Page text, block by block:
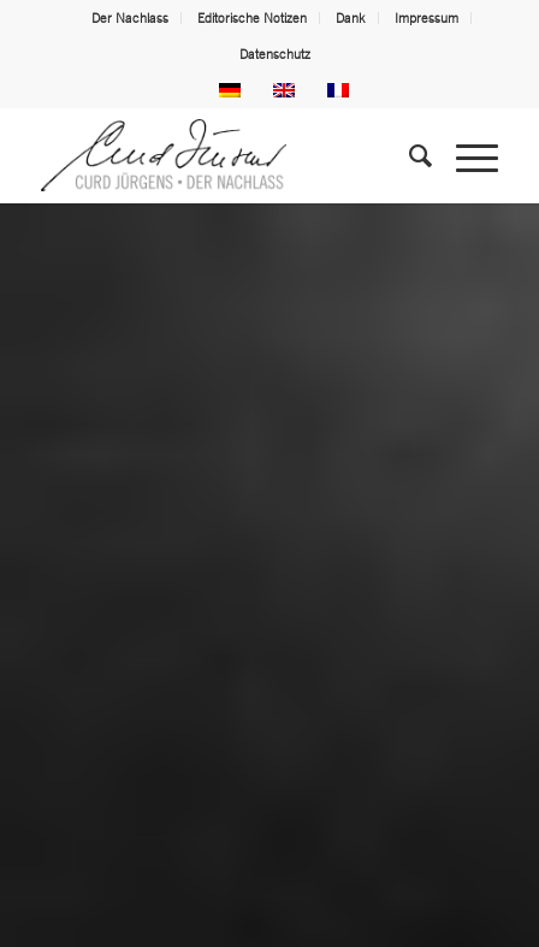
Der Nachlass Editorische Notizen Dank Impressum
Datenschutz